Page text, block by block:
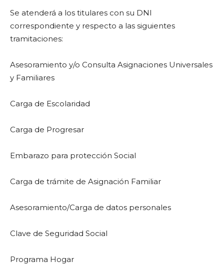
Se atenderá a los titulares con su DNI
correspondiente y respecto a las siguientes
tramitaciones:
Asesoramiento y/o Consulta Asignaciones Universales
y Familiares
Carga de Escolaridad
Carga de Progresar
Embarazo para protección Social
Carga de trámite de Asignación Familiar
Asesoramiento/Carga de datos personales
Clave de Seguridad Social
Programa Hogar